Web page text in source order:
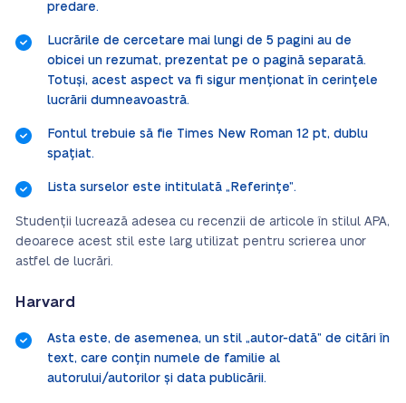
predare.
Lucrările de cercetare mai lungi de 5 pagini au de
obicei un rezumat, prezentat pe o pagină separată.
Totuși, acest aspect va fi sigur menționat în cerințele
lucrării dumneavoastră.
Fontul trebuie să fie Times New Roman 12 pt, dublu
spațiat.
Lista surselor este intitulată „Referințe”.
Studenții lucrează adesea cu recenzii de articole în stilul APA,
deoarece acest stil este larg utilizat pentru scrierea unor
astfel de lucrări.
Harvard
Asta este, de asemenea, un stil „autor-dată” de citări în
text, care conțin numele de familie al
autorului/autorilor și data publicării.